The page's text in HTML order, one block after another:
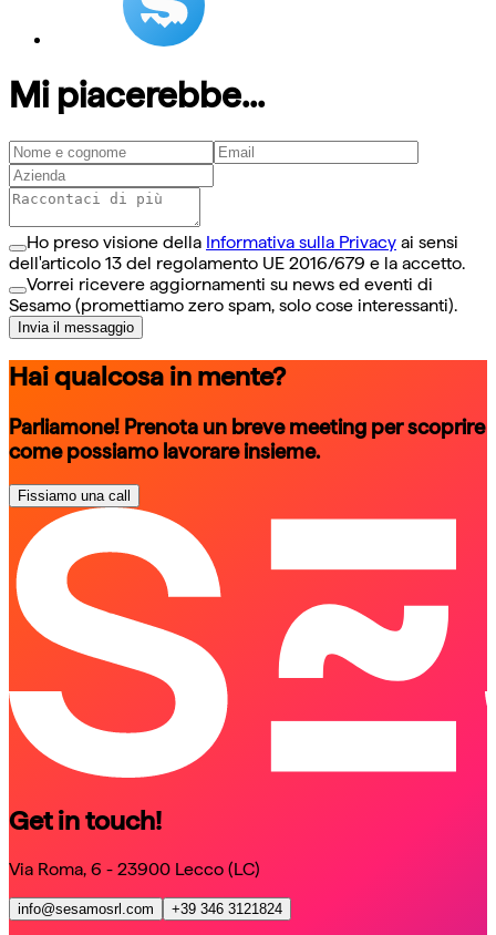
Mi piacerebbe...
Ho preso visione della Informativa sulla Privacy ai sensi
dell'articolo 13 del regolamento UE 2016/679 e la accetto.
Vorrei ricevere aggiornamenti su news ed eventi di
Sesamo (promettiamo zero spam, solo cose interessanti).
Invia il messaggio
Hai qualcosa in mente?
Parliamone! Prenota un breve meeting per scoprire
come possiamo lavorare insieme.
Fissiamo una call
schedule a call
schedule a call
Get in touch!
Via Roma, 6 - 23900 Lecco (LC)
info@sesamosrl.com +39 346 3121824